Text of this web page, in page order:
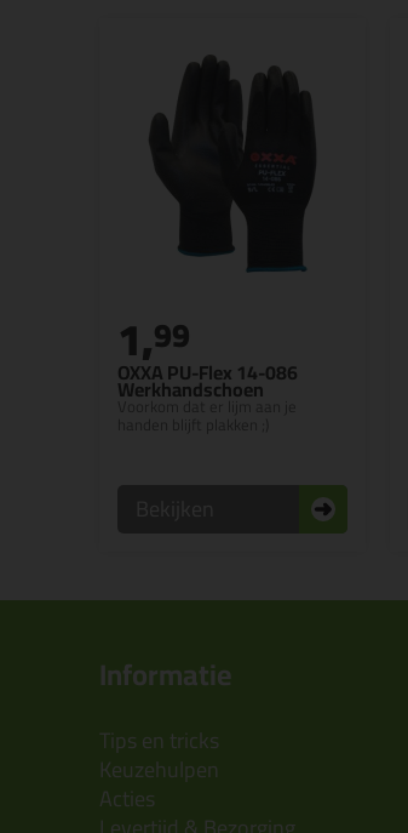
OXXA PU-Flex 14-086
Werkhandschoen
Voorkom dat er lijm aan je
1,99
Informatie
Tips en tricks
Keuzehulpen
Acties